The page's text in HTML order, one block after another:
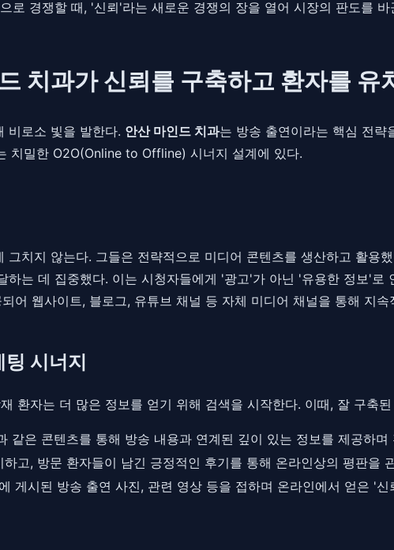
로 경쟁할 때, '신뢰'라는 새로운 경쟁의 장을 열어 시장의 판도를
치과가 신뢰를 구축하고 환자를 유
비로소 빛을 발한다. 안산 마인드 치과는 방송 출연이라는 핵심 전략
치밀한 O2O(Online to Offline) 시너지 설계에 있다.
치지 않는다. 그들은 전략적으로 미디어 콘텐츠를 생산하고 활용
는 데 집중했다. 이는 시청자들에게 '광고'가 아닌 '유용한 정보'로
어 웹사이트, 블로그, 유튜브 채널 등 자체 미디어 채널을 통해 지속
시너지
환자는 더 많은 정보를 얻기 위해 검색을 시작한다. 이때, 잘 구축
같은 콘텐츠를 통해 방송 내용과 연계된 깊이 있는 정보를 제공하
고, 방문 환자들이 남긴 긍정적인 후기를 통해 온라인상의 평판을
게시된 방송 출연 사진, 관련 영상 등을 접하며 온라인에서 얻은 '